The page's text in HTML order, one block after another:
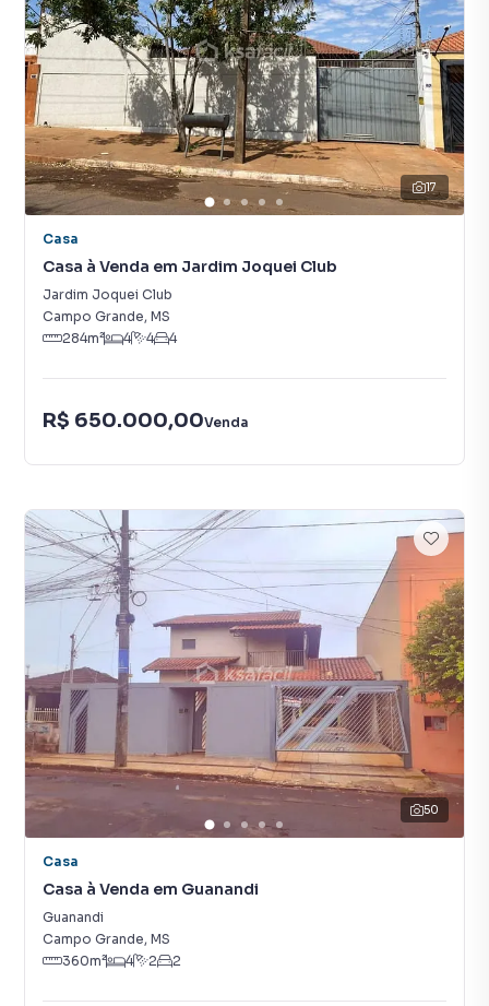
17
Casa
Casa à Venda em Jardim Joquei Club
Jardim Joquei Club
Campo Grande, MS
284m² 4 4 4
R$ 650.000,00Venda
50
Casa
Casa à Venda em Guanandi
Guanandi
Campo Grande, MS
360m² 4 2 2